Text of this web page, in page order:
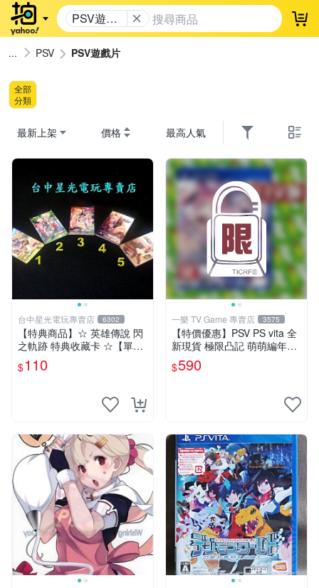
PSV遊戲
片
登
PSV PSV遊戲片
全部
分類
最新上架 價格 最高人氣
台中星光電玩專賣店 6302
【特典商品】☆ 英雄傳說 閃
之軌跡 特典收藏卡 ☆【單張
販售 可挑款】台中星光電玩
$110
一樂 TV Game 專賣店 3575
【特價優惠】PSV PS vita 全
新現貨 極限凸記 萌萌編年史
亞日版 日文版【台中一樂電
玩】
$590